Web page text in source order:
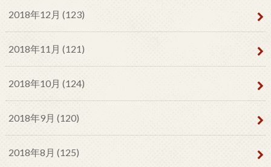
2018年12月 (123)
2018年11月 (121)
2018年10月 (124)
2018年9月 (120)
2018年8月 (125)